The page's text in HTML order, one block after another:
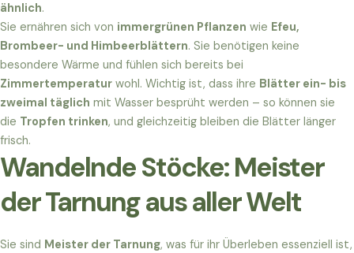
ähnlich.
Sie ernähren sich von immergrünen Pflanzen wie Efeu,
Brombeer- und Himbeerblättern. Sie benötigen keine
besondere Wärme und fühlen sich bereits bei
Zimmertemperatur wohl. Wichtig ist, dass ihre Blätter ein- bis
zweimal täglich mit Wasser besprüht werden – so können sie
die Tropfen trinken, und gleichzeitig bleiben die Blätter länger
frisch.
Wandelnde Stöcke: Meister
der Tarnung aus aller Welt
Sie sind Meister der Tarnung, was für ihr Überleben essenziell ist,